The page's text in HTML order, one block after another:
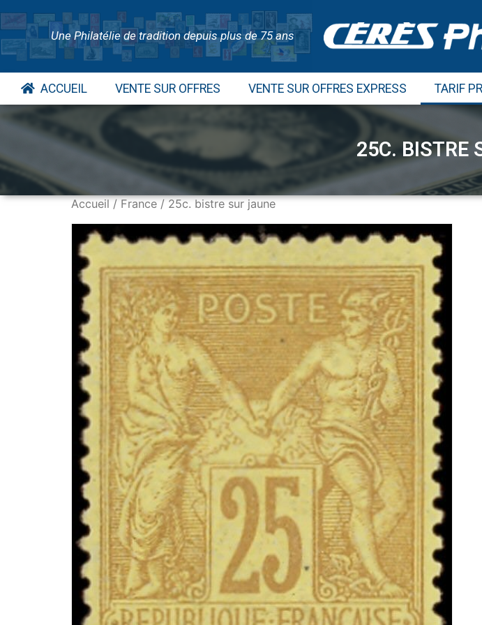
Une Philatélie de tradition depuis plus de 75 ans
ACCUEIL VENTE SUR OFFRES VENTE SUR OFFRES EXPRESS TARIF
25C. BISTRE
Accueil/France/ 25c. bistre sur jaune